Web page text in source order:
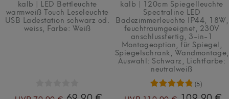
kalb | LED Bettleuchte
warmweiß Touch Leseleuchte
USB Ladestation schwarz od.
weiss , Farbe: Weiß
kalb | 120cm Spiegelleuchte
Spectraline LED
Badezimmerleuchte IP44, 18W,
feuchtraumgeeignet, 230V
anschlussfertig, 3-in-1
Montageoption, für Spiegel,
Spiegelschrank, Wandmontage
Auswahl: Schwarz
, Lichtfarbe:
neutralweiß
(5)